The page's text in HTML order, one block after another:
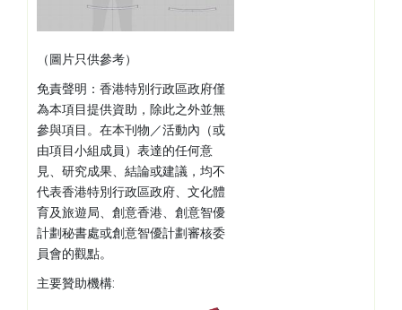
（圖片只供參考）
免責聲明：香港特別行政區政府僅
為本項目提供資助，除此之外並無
參與項目。在本刊物／活動內（或
由項目小組成員）表達的任何意
見、研究成果、結論或建議，均不
代表香港特別行政區政府、文化體
育及旅遊局、創意香港、創意智優
計劃秘書處或創意智優計劃審核委
員會的觀點。
主要贊助機構: